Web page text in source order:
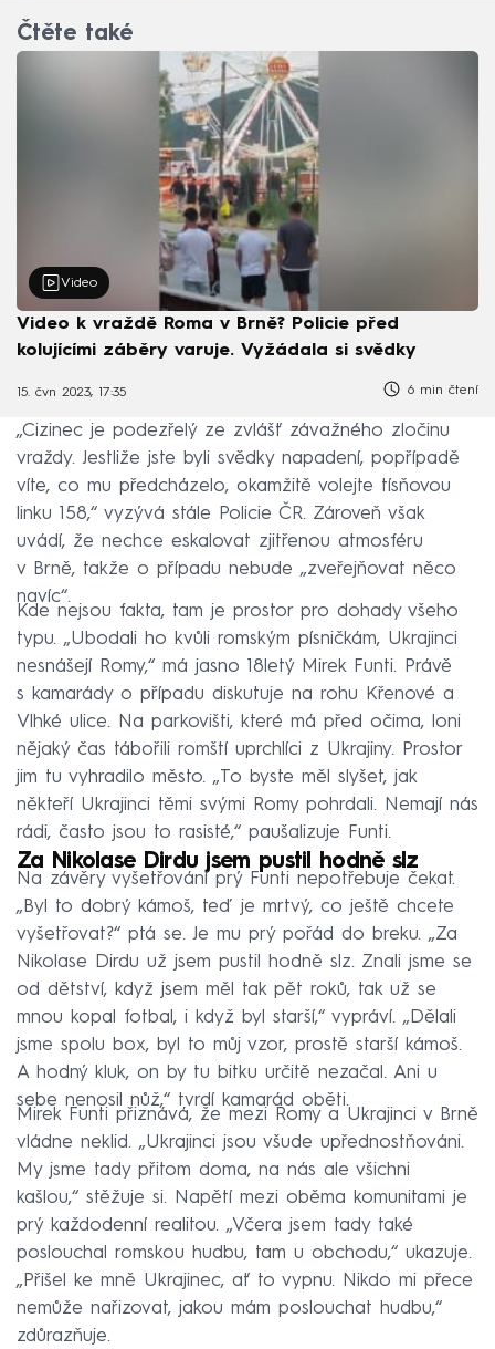
Čtěte také
Video
Video k vraždě Roma v Brně? Policie před
kolujícími záběry varuje. Vyžádala si svědky
15. čvn 2023, 17:35 6 min čtení
„Cizinec je podezřelý ze zvlášť závažného zločinu
vraždy. Jestliže jste byli svědky napadení, popřípadě
víte, co mu předcházelo, okamžitě volejte tísňovou
linku 158,“ vyzývá stále Policie ČR. Zároveň však
uvádí, že nechce eskalovat zjitřenou atmosféru
v Brně, takže o případu nebude „zveřejňovat něco
navíc“.
Kde nejsou fakta, tam je prostor pro dohady všeho
typu. „Ubodali ho kvůli romským písničkám, Ukrajinci
nesnášejí Romy,“ má jasno 18letý Mirek Funti. Právě
s kamarády o případu diskutuje na rohu Křenové a
Vlhké ulice. Na parkovišti, které má před očima, loni
nějaký čas tábořili romští uprchlíci z Ukrajiny. Prostor
jim tu vyhradilo město. „To byste měl slyšet, jak
někteří Ukrajinci těmi svými Romy pohrdali. Nemají nás
rádi, často jsou to rasisté,“ paušalizuje Funti.
Za Nikolase Dirdu jsem pustil hodně slz
Na závěry vyšetřování prý Funti nepotřebuje čekat.
„Byl to dobrý kámoš, teď je mrtvý, co ještě chcete
vyšetřovat?“ ptá se. Je mu prý pořád do breku. „Za
Nikolase Dirdu už jsem pustil hodně slz. Znali jsme se
od dětství, když jsem měl tak pět roků, tak už se
mnou kopal fotbal, i když byl starší,“ vypráví. „Dělali
jsme spolu box, byl to můj vzor, prostě starší kámoš.
A hodný kluk, on by tu bitku určitě nezačal. Ani u
sebe nenosil nůž,“ tvrdí kamarád oběti.
Mirek Funti přiznává, že mezi Romy a Ukrajinci v Brně
vládne neklid. „Ukrajinci jsou všude upřednostňováni.
My jsme tady přitom doma, na nás ale všichni
kašlou,“ stěžuje si. Napětí mezi oběma komunitami je
prý každodenní realitou. „Včera jsem tady také
poslouchal romskou hudbu, tam u obchodu,“ ukazuje.
„Přišel ke mně Ukrajinec, ať to vypnu. Nikdo mi přece
nemůže nařizovat, jakou mám poslouchat hudbu,“
zdůrazňuje.